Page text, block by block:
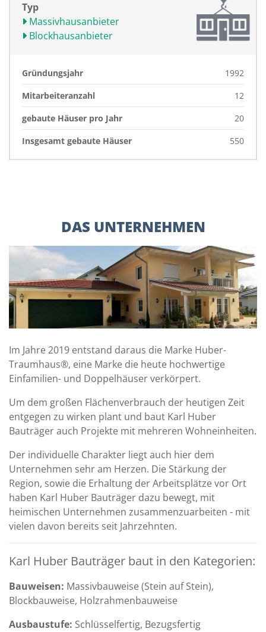
Typ
Massivhausanbieter
Blockhausanbieter
Gründungsjahr
1992
Mitarbeiteranzahl
12
gebaute Häuser pro Jahr
20
Insgesamt gebaute Häuser
550
DAS UNTERNEHMEN
Im Jahre 2019 entstand daraus die Marke Huber-
Traumhaus®, eine Marke die heute hochwertige
Einfamilien- und Doppelhäuser verkörpert.
Um dem großen Flächenverbrauch der heutigen Zeit
entgegen zu wirken plant und baut Karl Huber
Bauträger auch Projekte mit mehreren Wohneinheiten.
Der individuelle Charakter liegt auch hier dem
Unternehmen sehr am Herzen. Die Stärkung der
Region, sowie die Erhaltung der Arbeitsplätze vor Ort
haben Karl Huber Bauträger dazu bewegt, mit
heimischen Unternehmen zusammenzuarbeiten - mit
vielen davon bereits seit Jahrzehnten.
Karl Huber Bauträger baut in den Kategorien:
Bauweisen: Massivbauweise (Stein auf Stein),
Blockbauweise, Holzrahmenbauweise
Ausbaustufe: Schlüsselfertig, Bezugsfertig